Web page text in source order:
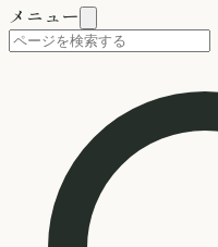
メニュー